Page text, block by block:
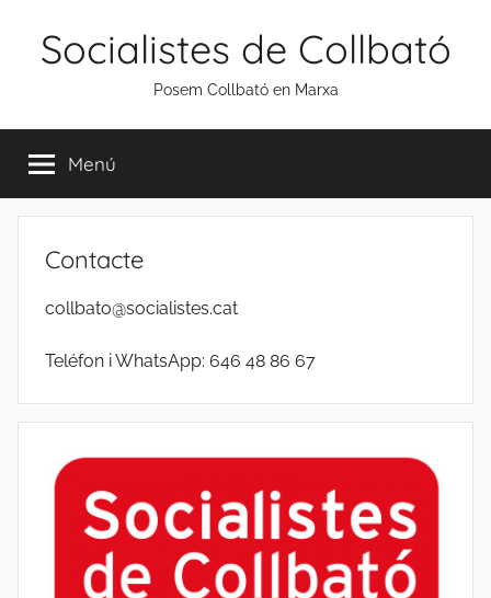
Socialistes de Collbató
Posem Collbató en Marxa
Menú
Contacte
collbato@socialistes.cat
Teléfon i WhatsApp: 646 48 86 67